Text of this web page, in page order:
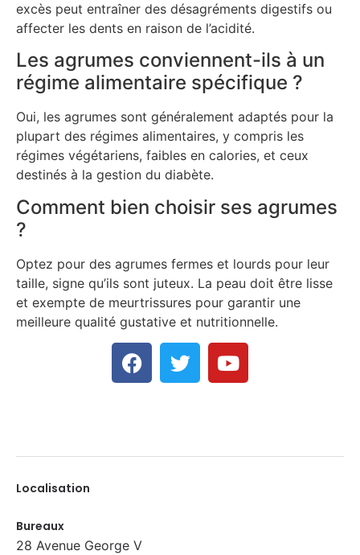
excès peut entraîner des désagréments digestifs ou
affecter les dents en raison de l’acidité.
Les agrumes conviennent-ils à un
régime alimentaire spécifique ?
Oui, les agrumes sont généralement adaptés pour la
plupart des régimes alimentaires, y compris les
régimes végétariens, faibles en calories, et ceux
destinés à la gestion du diabète.
Comment bien choisir ses agrumes
?
Optez pour des agrumes fermes et lourds pour leur
taille, signe qu’ils sont juteux. La peau doit être lisse
et exempte de meurtrissures pour garantir une
meilleure qualité gustative et nutritionnelle.
Localisation
Bureaux
28 Avenue George V